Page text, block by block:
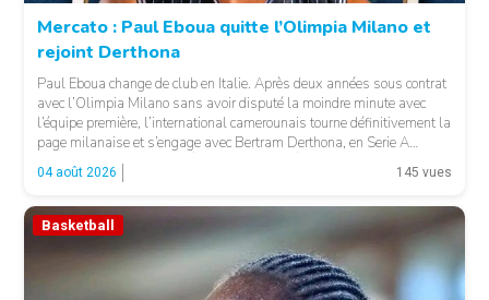
Mercato : Paul Eboua quitte l’Olimpia Milano et
rejoint Derthona
Paul Eboua change de club en Italie. Après deux années sous contrat
avec l’Olimpia Milano sans avoir disputé la moindre minute avec
l’équipe première, l’international camerounais tourne définitivement la
page milanaise et s’engage avec Bertram Derthona, en Serie A
italienne. LA SUITE APRÈS LA PUBLICITÉ Arrivé à Milan en 2024
pour un contrat de […]
04 août 2026 145 vues
Basketball